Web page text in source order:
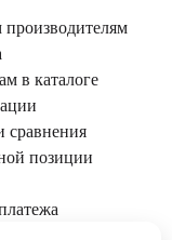
в каталоге
сравнения
позиции